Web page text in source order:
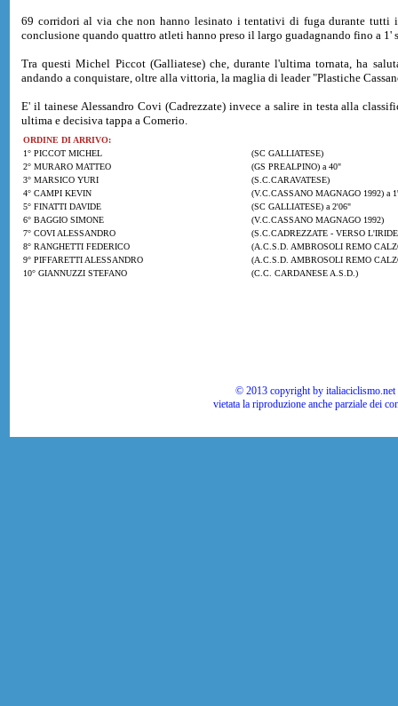
69 corridori al via che non hanno lesinato i tentativi di fuga durante
conclusione quando quattro atleti hanno preso il largo guadagnando fino a
Tra questi Michel Piccot (Galliatese) che, durante l'ultima tornata, ha
andando a conquistare, oltre alla vittoria, la maglia di leader "Plastiche
E' il tainese Alessandro Covi (Cadrezzate) invece a salire in testa alla
ultima e decisiva tappa a Comerio.
ORDINE DI ARRIVO:
1° PICCOT MICHEL
(SC GALLIATESE)
2° MURARO MATTEO
(GS PREALPINO) a 40"
3° MARSICO YURI
(S.C.CARAVATESE)
4° CAMPI KEVIN
(V.C.CASSANO MAGNAGO 1992) a
5° FINATTI DAVIDE
(SC GALLIATESE) a 2'06"
6° BAGGIO SIMONE
(V.C.CASSANO MAGNAGO 1992)
7° COVI ALESSANDRO
(S.C.CADREZZATE - VERSO
8° RANGHETTI FEDERICO
(A.C.S.D. AMBROSOLI REMO
9° PIFFARETTI ALESSANDRO
(A.C.S.D. AMBROSOLI REMO
10° GIANNUZZI STEFANO
(C.C. CARDANESE A.S.D.)
© 2013 copyright by
vietata la riproduzione anche parziale dei